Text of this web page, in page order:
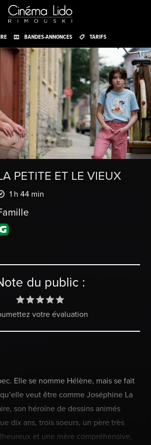
BANDES-ANNONCES TARIFS
PETITE ET LE VIEUX
1 h 44 min
du public :
votre évaluation
Elle se nomme Hélène, mais se fait
veut être comme Joséphine La
son héroïne de dessins animés
dix ans, trois soeurs, un père très
et une mère compréhensive,